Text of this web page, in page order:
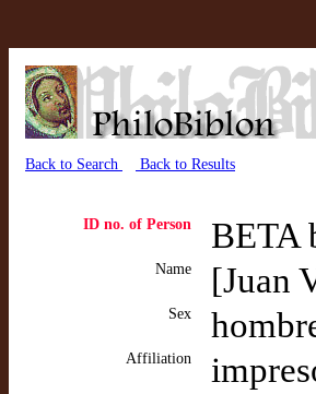
Back to Search Back to Results
ID no. of Person BETA
Name [Juan
Sex
Affiliation